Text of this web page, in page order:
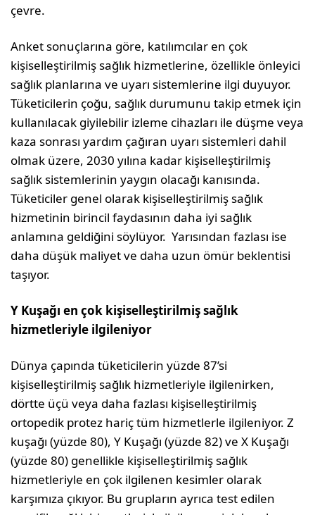
çevre.
Anket sonuçlarına göre, katılımcılar en çok
kişiselleştirilmiş sağlık hizmetlerine, özellikle önleyici
sağlık planlarına ve uyarı sistemlerine ilgi duyuyor.
Tüketicilerin çoğu, sağlık durumunu takip etmek için
kullanılacak giyilebilir izleme cihazları ile düşme veya
kaza sonrası yardım çağıran uyarı sistemleri dahil
olmak üzere, 2030 yılına kadar kişiselleştirilmiş
sağlık sistemlerinin yaygın olacağı kanısında.
Tüketiciler genel olarak kişiselleştirilmiş sağlık
hizmetinin birincil faydasının daha iyi sağlık
anlamına geldiğini söylüyor. Yarısından fazlası ise
daha düşük maliyet ve daha uzun ömür beklentisi
taşıyor.
Y Kuşağı en çok kişiselleştirilmiş sağlık
hizmetleriyle ilgileniyor
Dünya çapında tüketicilerin yüzde 87’si
kişiselleştirilmiş sağlık hizmetleriyle ilgilenirken,
dörtte üçü veya daha fazlası kişiselleştirilmiş
ortopedik protez hariç tüm hizmetlerle ilgileniyor. Z
kuşağı (yüzde 80), Y Kuşağı (yüzde 82) ve X Kuşağı
(yüzde 80) genellikle kişiselleştirilmiş sağlık
hizmetleriyle en çok ilgilenen kesimler olarak
karşımıza çıkıyor. Bu grupların ayrıca test edilen